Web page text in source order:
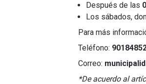
Después de las
Los sábados,
Para más
Teléfono:
Correo:
*De acuerdo al